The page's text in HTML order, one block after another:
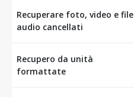
Recuperare foto, video e file
audio cancellati
Recupero da unità
formattate